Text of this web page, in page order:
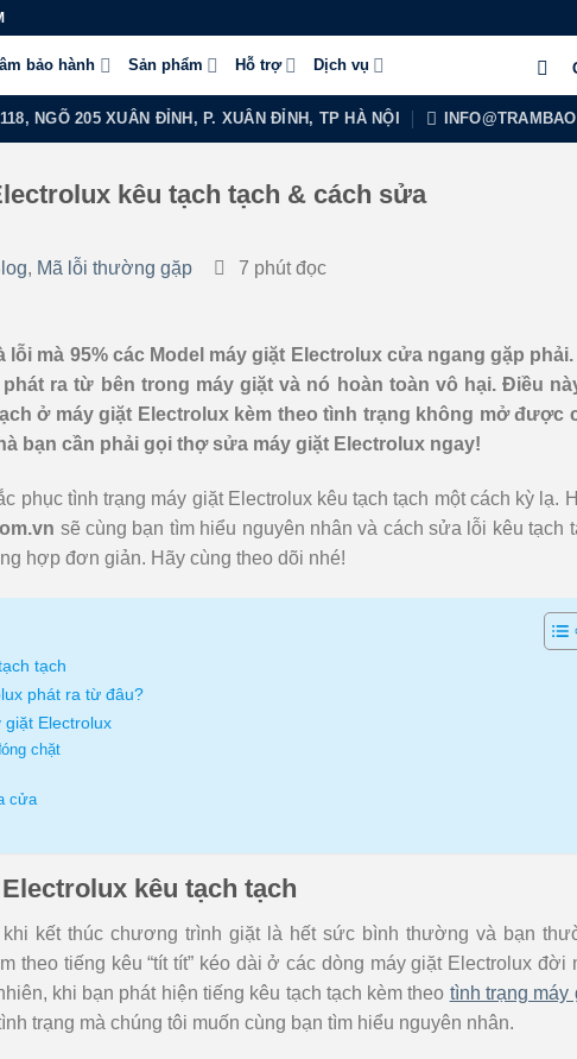
bảo hành Sản phẩm Hỗ trợ Dịch vụ
NGÕ 205 XUÂN ĐỈNH, P. XUÂN ĐỈNH, TP HÀ NỘI
kêu tạch tạch & cách sửa
, Mã lỗi thường gặp 7 phút đọc
lỗi mà 95% các Model máy giặt Electrolux cửa ngang gặp
ra từ bên trong máy giặt và nó hoàn toàn vô hại. Điều
ở máy giặt Electrolux kèm theo tình trạng không mở được
bạn cần phải gọi thợ sửa máy giặt Electrolux ngay!
phục tình trạng máy giặt Electrolux kêu tạch tạch một cách kỳ lạ.
sẽ cùng bạn tìm hiểu nguyên nhân và cách sửa lỗi kêu tạch
hợp đơn giản. Hãy cùng theo dõi nhé!
tạch
phát ra từ đâu?
Electrolux
chặt
cửa
kêu tạch tạch
khi kết thúc chương trình giặt là hết sức bình thường và bạn
theo tiếng kêu “tít tít” kéo dài ở các dòng máy giặt Electrolux đời
khi bạn phát hiện tiếng kêu tạch tạch kèm theo tình trạng máy
trạng mà chúng tôi muốn cùng bạn tìm hiểu nguyên nhân.